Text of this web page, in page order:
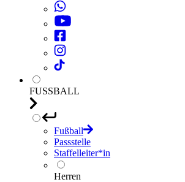
FUSSBALL
Fußball
Passstelle
Staffelleiter*in
Herren